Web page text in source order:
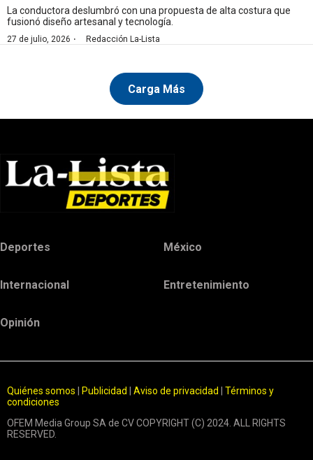
La conductora deslumbró con una propuesta de alta costura que
fusionó diseño artesanal y tecnología.
27 de julio, 2026 · Redacción La-Lista
Carga Más
Deportes México
Internacional Entretenimiento
Opinión
Quiénes somos Publicidad Aviso de privacidad
Términos y
condiciones
OFEM Media Group SA de CV COPYRIGHT (C) 2024. ALL RIGHTS
RESERVED.